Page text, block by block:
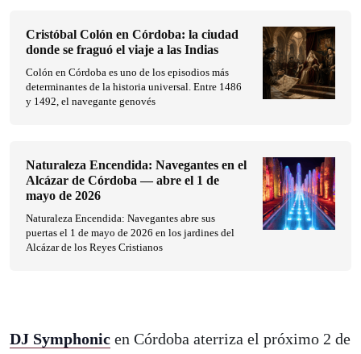
DJ Symphonic en Córdoba aterriza el próximo 2 de
Cristóbal Colón en Córdoba: la ciudad
donde se fraguó el viaje a las Indias
Colón en Córdoba es uno de los episodios más
determinantes de la historia universal. Entre 1486
y 1492, el navegante genovés
Naturaleza Encendida: Navegantes en el
Alcázar de Córdoba — abre el 1 de
mayo de 2026
Naturaleza Encendida: Navegantes abre sus
puertas el 1 de mayo de 2026 en los jardines del
Alcázar de los Reyes Cristianos